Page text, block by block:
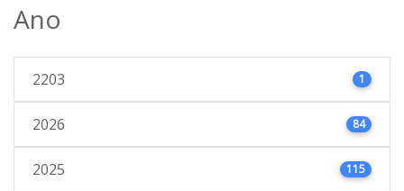
Ano
2203 1
2026 84
2025 115